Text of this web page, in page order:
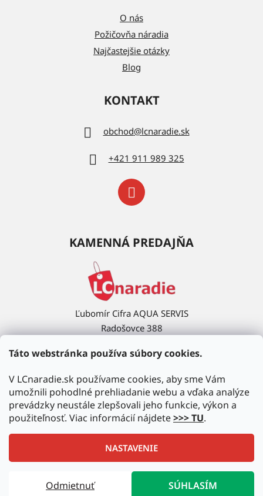
Táto webstránka používa súbory cookies.
V LCnaradie.sk používame cookies, aby sme Vám
umožnili pohodlné prehliadanie webu a vďaka analýze
prevádzky neustále zlepšovali jeho funkcie, výkon a
použiteľnosť. Viac informácií nájdete>>> TU.
NASTAVENIE
Odmietnuť SÚHLASÍM
O nás
Požičovňa náradia
Najčastejšie otázky
Blog
KONTAKT
obchod@lcnaradie.sk
+421 911 989 325
KAMENNÁ PREDAJŇA
Ľubomír Cifra AQUA SERVIS
Radošovce 388
Upravil Balkys
Copyright 2026LCnaradie.sk
. Všetky práva vyhradené.